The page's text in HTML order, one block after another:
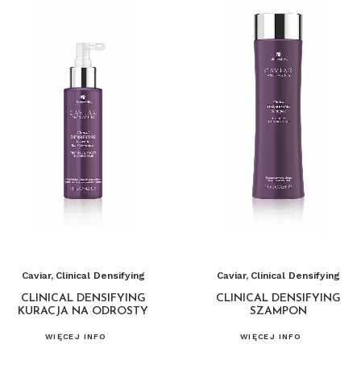
Caviar, Clinical Densifying
CLINICAL DENSIFYING
KURACJA NA ODROSTY
WIĘCEJ INFO
Caviar, Clinical Densifying
CLINICAL DENSIFYING
SZAMPON
WIĘCEJ INFO